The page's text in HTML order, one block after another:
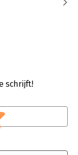
waar CX
schrijft!